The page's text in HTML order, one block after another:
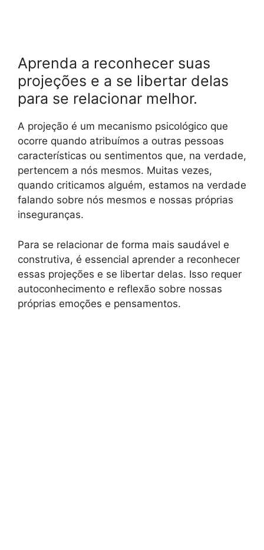
Aprenda a reconhecer suas
projeções e a se libertar delas
para se relacionar melhor.
A projeção é um mecanismo psicológico que
ocorre quando atribuímos a outras pessoas
características ou sentimentos que, na verdade,
pertencem a nós mesmos. Muitas vezes,
quando criticamos alguém, estamos na verdade
falando sobre nós mesmos e nossas próprias
inseguranças.
Para se relacionar de forma mais saudável e
construtiva, é essencial aprender a reconhecer
essas projeções e se libertar delas. Isso requer
autoconhecimento e reflexão sobre nossas
próprias emoções e pensamentos.